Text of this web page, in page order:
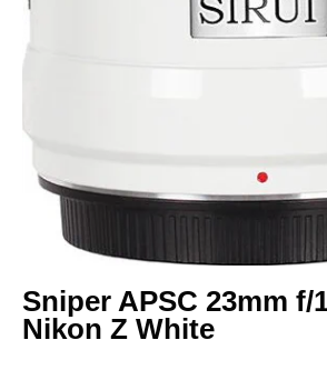
Sniper APSC 23mm f/
Nikon Z White